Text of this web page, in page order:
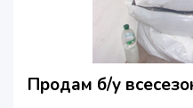
Продам б/у